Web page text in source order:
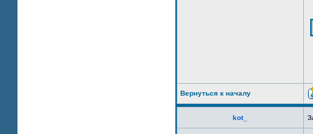
Вернуться к началу
kot_